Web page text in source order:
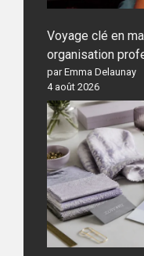
Voyage clé en
organisation
par Emma Delaunay
4 août 2026